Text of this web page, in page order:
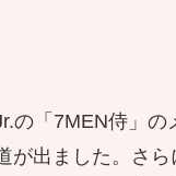
の「7MEN侍」の
が出ました。さ